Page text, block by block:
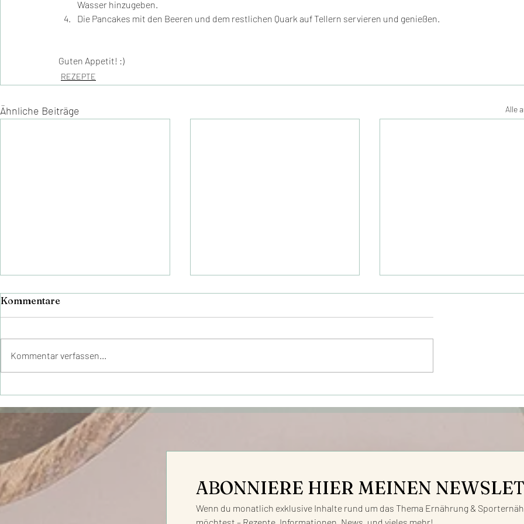
Wasser hinzugeben.
Die Pancakes mit den Beeren und dem restlichen Quark auf Tellern servieren und genießen.
Guten Appetit! :)
REZEPTE
Ähnliche Beiträge Alle
Linsen – Einfach, gesund &
Protein- &
REZEPTE – proteinreich
Kommentare
Kommentar verfassen...
ABONNIERE HIER MEINEN
Wenn du monatlich exklusive Inhalte rund um das Thema Ernährung &